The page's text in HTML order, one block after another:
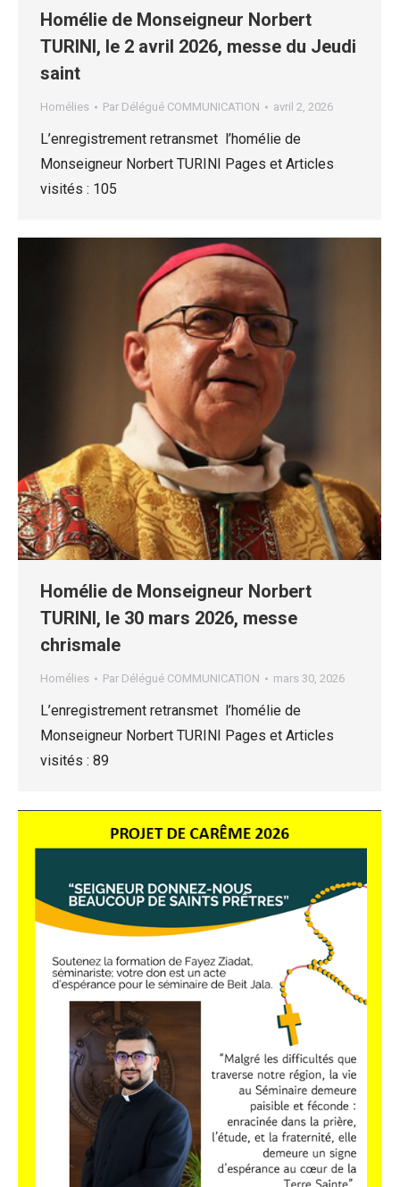
Homélie de Monseigneur Norbert
TURINI, le 2 avril 2026, messe du Jeudi
saint
Homélies Par Délégué COMMUNICATION avril 2, 2026
L’enregistrement retransmet l’homélie de
Monseigneur Norbert TURINI Pages et Articles
visités : 105
Homélie de Monseigneur Norbert
TURINI, le 30 mars 2026, messe
chrismale
Homélies Par Délégué COMMUNICATION mars 30, 2026
L’enregistrement retransmet l’homélie de
Monseigneur Norbert TURINI Pages et Articles
visités : 89